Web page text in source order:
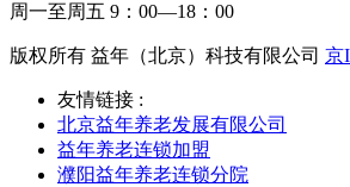
周一至周五 9：00—18：00
版权所有 益年（北京）科技有限公司 京
友情链接 :
北京益年养老发展有限公司
益年养老连锁加盟
濮阳益年养老连锁分院